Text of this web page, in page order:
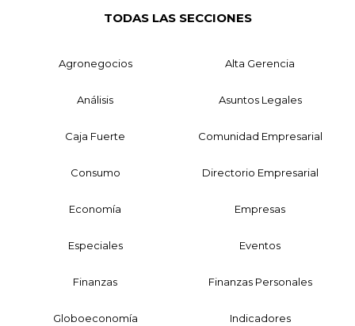
TODAS LAS SECCIONES
Agronegocios Alta Gerencia
Análisis Asuntos Legales
Caja Fuerte Comunidad Empresarial
Consumo Directorio Empresarial
Economía Empresas
Especiales Eventos
Finanzas Finanzas Personales
Globoeconomía Indicadores